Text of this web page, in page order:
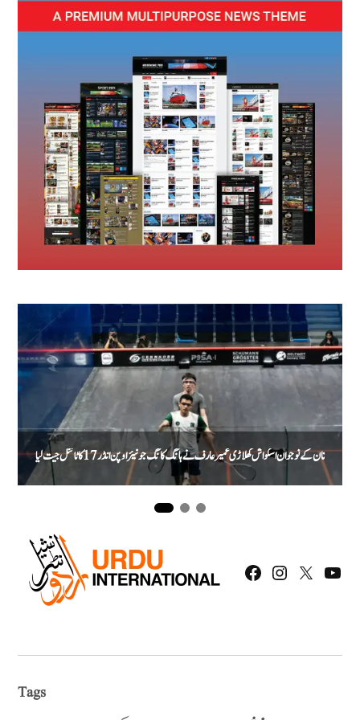
پاکستان کے نوجوان اسکواش کھلاڑی عمیر عارف نے ہانگ کانگ جونیئر اوپن انڈر 17 کا ٹائٹل جیت لیا
FacebookInstagram
Twitter
Tags